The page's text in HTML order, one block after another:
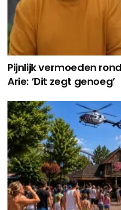
Pijnlijk vermoeden
Arie: ‘Dit zegt genoeg’